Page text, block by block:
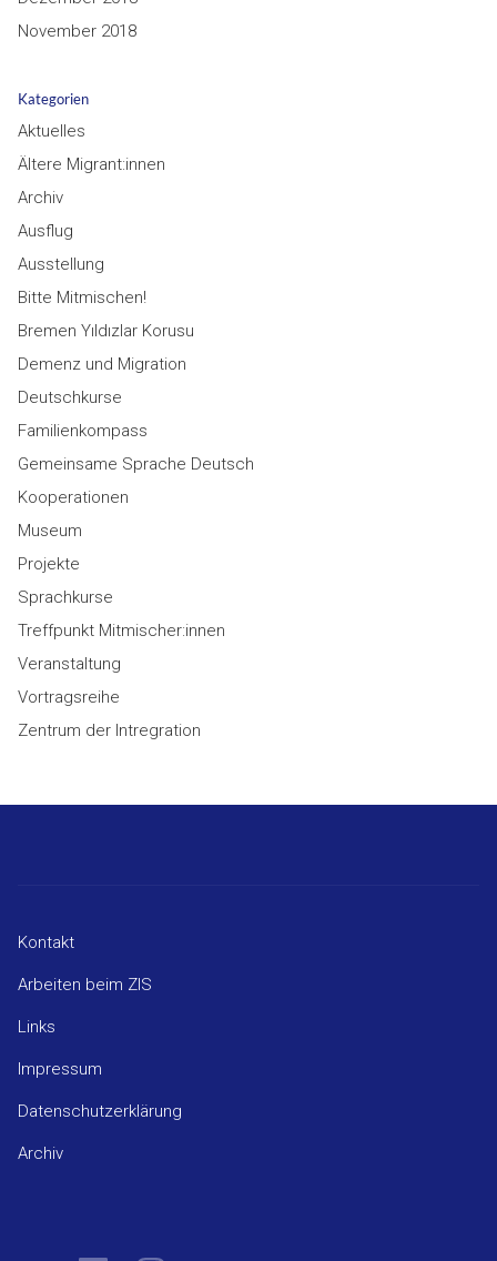
November 2018
Kategorien
Aktuelles
Ältere Migrant:innen
Archiv
Ausflug
Ausstellung
Bitte Mitmischen!
Bremen Yıldızlar Korusu
Demenz und Migration
Deutschkurse
Familienkompass
Gemeinsame Sprache Deutsch
Kooperationen
Museum
Projekte
Sprachkurse
Treffpunkt Mitmischer:innen
Veranstaltung
Vortragsreihe
Zentrum der Intregration
Kontakt
Arbeiten beim ZIS
Links
Impressum
Datenschutzerklärung
Archiv